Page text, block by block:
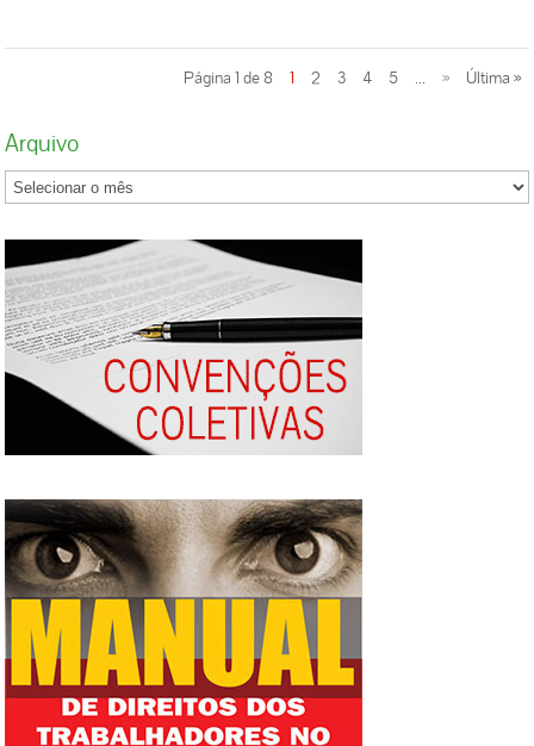
Paraíba, onde um trabalhador contratado para
intermitente convertido em contrato de
trabalho por tempo indeterminado. Para a
mínimo mensal, sem referência a valores
devidos a título de dias ou horas de trabalho.
No Amazonas um jardineiro que trabalhava
em período integral teve seu contrato
intermitente anulado pela 2ª Turma do TRT e
convertido em contrato por tempo
indeterminado ao ser constatado que ele que
rescisórias levando em consideração todo o
período trabalhado e à disposição do
empregador. O coordenador nacional de
Combate às Fraudes nas Relações de
Trabalho (Conafret) do Ministério Público do
Trabalho (MPT), procurador Tadeu Henrique
Lopes da Cunha, avalia que a Justiça acertou
em cancelar o contrato de trabalho
intermitente nesses três exemplos....
efetivamente exercida pelo empregado será
anotada na carteira de trabalho e nenhum
comissões constem em contrato individual.” A
presidente do SEC Xaxim Fatima Maria
Andolfatto Taborda contou que, quando
constatadas pelo Sindicato as irregularidades
na empresa, dirigentes estiveram no local
solicitando o cumprimento da Convenção,
mas não obtiveram sucesso. Cumprindo seu
papel, o Sindicato encaminhou denúncia ao
Ministério Público do Trabalho, que realizou
2019, um auditor-fiscal do MPT realizou
diligência ao supermercado e constatou que
um empregado com função de empacotador
realizava a limpeza de vidraça da fachada do
estabelecimento, em uma altura de cerca de
sete metros, segundo o auto de infração. “O
Sindicato tinha a informação de que o desvio
de função ocorria com vários dos
trabalhadores, assim entramos com ação
Página 1 de 8 1 2 3 4 5 ... » Última »
Arquivo